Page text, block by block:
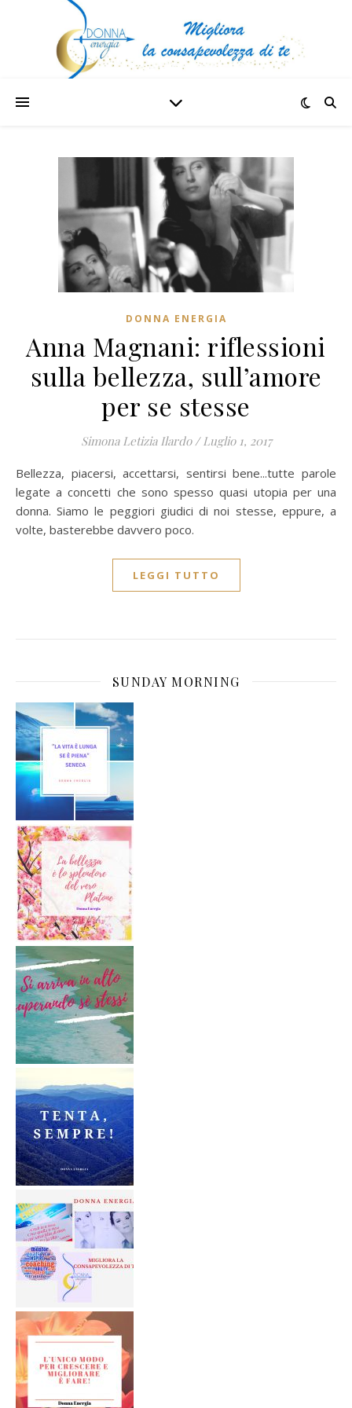
DONNA ENERGIA
Anna Magnani: riflessioni
sulla bellezza, sull’amore
per se stesse
Simona Letizia Ilardo / Luglio 1, 2017
Bellezza, piacersi, accettarsi, sentirsi bene...tutte parole
legate a concetti che sono spesso quasi utopia per una
donna. Siamo le peggiori giudici di noi stesse, eppure, a
volte, basterebbe davvero poco.
LEGGI TUTTO
SUNDAY MORNING